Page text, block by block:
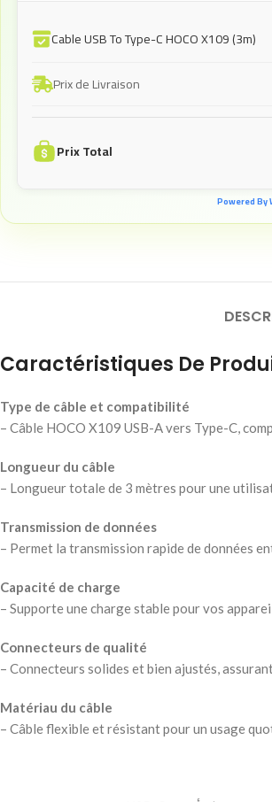
Cable USB To Type-C HOCO X109 (3m)
Prix de Livraison
Prix Total
Powered By
Caractéristiques De
Type de câble et compatibilité
– Câble HOCO X109 USB-A vers Type-C,
Longueur du câble
– Longueur totale de 3 mètres pour une
Transmission de données
– Permet la transmission rapide de données
Capacité de charge
– Supporte une charge stable pour vos
Connecteurs de qualité
– Connecteurs solides et bien ajustés,
Matériau du câble
– Câble flexible et résistant pour un usage